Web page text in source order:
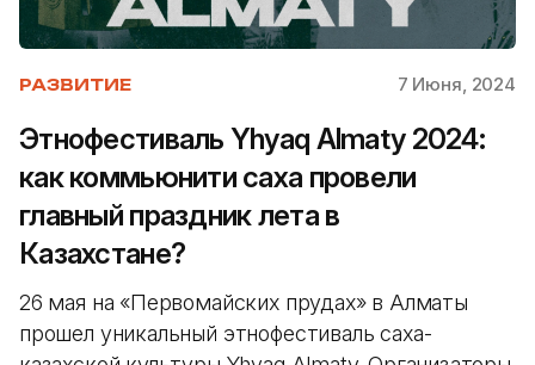
РАЗВИТИЕ 7 Июня, 2024
Этнофестиваль Yhyaq Almaty 2024:
как коммьюнити cаха провели
главный праздник лета в
Казахстане?
26 мая на «Первомайских прудах» в Алматы
прошел уникальный этнофестиваль саха-